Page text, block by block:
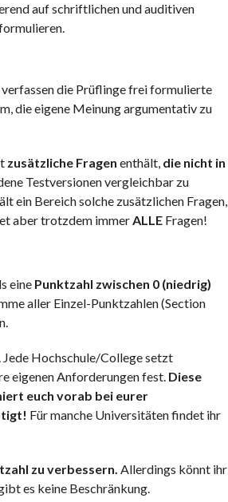
auf schriftlichen und auditiven
die Prüflinge frei formulierte
die eigene Meinung argumentativ zu
zusätzliche Fragen enthält, die nicht in
Testversionen vergleichbar zu
ein Bereich solche zusätzlichen Fragen,
aber trotzdem immerALLEFragen!
eine Punktzahl zwischen 0 (niedrig)
aller Einzel-Punktzahlen (Section
Jede Hochschule/College setzt
eigenen Anforderungen fest. Diese
euch vorab bei eurer
Für manche Universitäten findet ihr
zu verbessern. Allerdings könnt ihr
es keine Beschränkung.